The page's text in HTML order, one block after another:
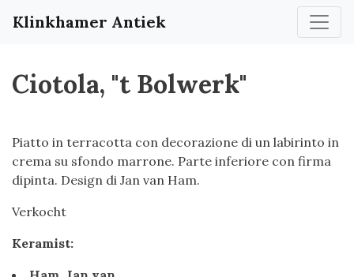
Klinkhamer Antiek
Ciotola, "t Bolwerk"
Piatto in terracotta con decorazione di un labirinto in
crema su sfondo marrone. Parte inferiore con firma
dipinta. Design di Jan van Ham.
Verkocht
Keramist: